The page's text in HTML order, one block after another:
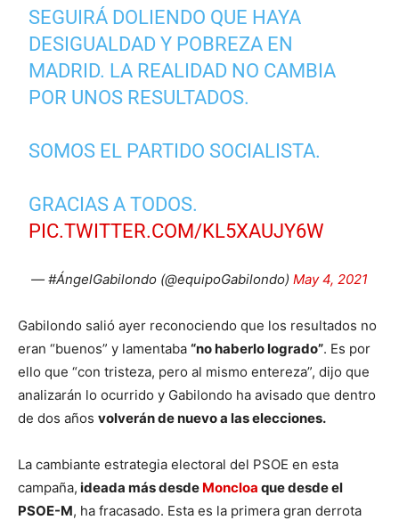
SEGUIRÁ DOLIENDO QUE HAYA
DESIGUALDAD Y POBREZA EN
MADRID. LA REALIDAD NO CAMBIA
POR UNOS RESULTADOS.
SOMOS EL PARTIDO SOCIALISTA.
GRACIAS A TODOS.
PIC.TWITTER.COM/KL5XAUJY6W
— #ÁngelGabilondo (@equipoGabilondo) May 4, 2021
Gabilondo salió ayer reconociendo que los resultados no
eran “buenos” y lamentaba “no haberlo logrado”. Es por
ello que “con tristeza, pero al mismo entereza”, dijo que
analizarán lo ocurrido y Gabilondo ha avisado que dentro
de dos años volverán de nuevo a las elecciones.
La cambiante estrategia electoral del PSOE en esta
campaña, ideada más desde Moncloa que desde el
PSOE-M, ha fracasado. Esta es la primera gran derrota